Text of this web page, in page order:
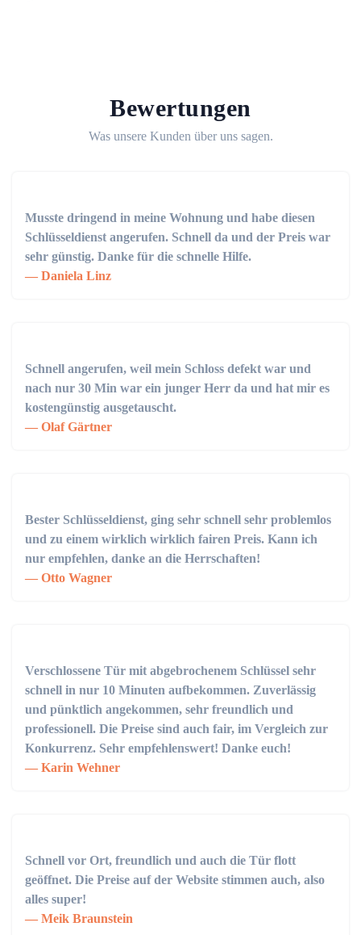
Bewertungen
Was unsere Kunden über uns sagen.
Musste dringend in meine Wohnung und habe diesen
Schlüsseldienst angerufen. Schnell da und der Preis war
sehr günstig. Danke für die schnelle Hilfe.
Daniela Linz
Schnell angerufen, weil mein Schloss defekt war und
nach nur 30 Min war ein junger Herr da und hat mir es
kostengünstig ausgetauscht.
Olaf Gärtner
Bester Schlüsseldienst, ging sehr schnell sehr problemlos
und zu einem wirklich wirklich fairen Preis. Kann ich
nur empfehlen, danke an die Herrschaften!
Otto Wagner
Verschlossene Tür mit abgebrochenem Schlüssel sehr
schnell in nur 10 Minuten aufbekommen. Zuverlässig
und pünktlich angekommen, sehr freundlich und
professionell. Die Preise sind auch fair, im Vergleich zur
Konkurrenz. Sehr empfehlenswert! Danke euch!
Karin Wehner
Schnell vor Ort, freundlich und auch die Tür flott
geöffnet. Die Preise auf der Website stimmen auch, also
alles super!
Meik Braunstein